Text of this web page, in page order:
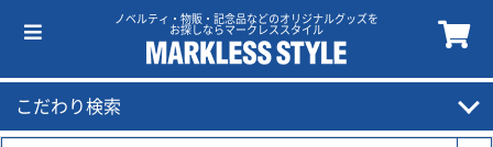
ノベルティ・物販・記念品などのオリジナルグッズを
お探しならマークレススタイル
こだわり検索